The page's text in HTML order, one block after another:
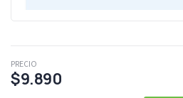
PRECIO
$9.890